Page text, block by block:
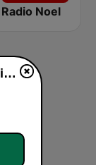
Radio Noel
NOSTALGIE APERO en ligne